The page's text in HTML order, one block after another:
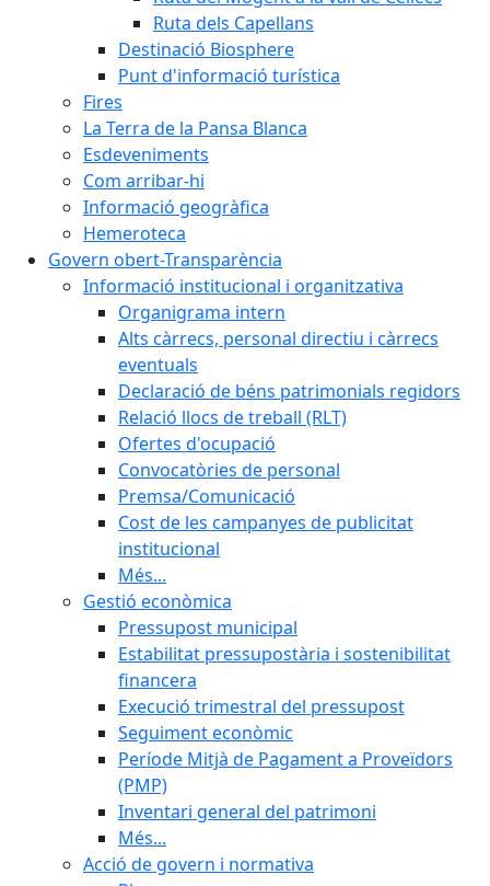
Ruta dels Capellans
Destinació Biosphere
Punt d'informació turística
Fires
La Terra de la Pansa Blanca
Esdeveniments
Com arribar-hi
Informació geogràfica
Hemeroteca
Govern obert-Transparència
Informació institucional i organitzativa
Organigrama intern
Alts càrrecs, personal directiu i càrrecs
eventuals
Declaració de béns patrimonials regidors
Relació llocs de treball (RLT)
Ofertes d'ocupació
Convocatòries de personal
Premsa/Comunicació
Cost de les campanyes de publicitat
institucional
Més...
Gestió econòmica
Pressupost municipal
Estabilitat pressupostària i sostenibilitat
financera
Execució trimestral del pressupost
Seguiment econòmic
Període Mitjà de Pagament a Proveïdors
(PMP)
Inventari general del patrimoni
Més...
Acció de govern i normativa